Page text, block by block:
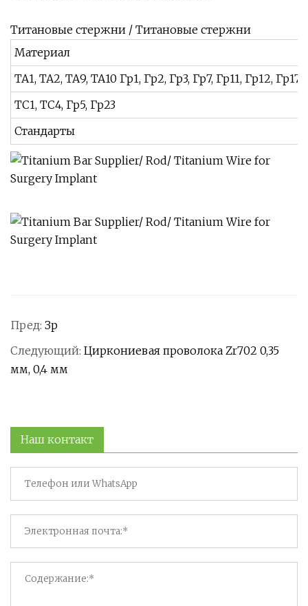
Титановые стержни / Титановые стержни
Материал
ТА1, ТА2, ТА9, ТА10 Гр1, Гр2, Гр3, Гр7, Гр11, Гр12, Гр17
ТС1, ТС4, Гр5, Гр23
Стандарты
Пред: Зр
Следующий: Циркониевая проволока Zr702 0,35
мм, 0,4 мм
Наш контакт